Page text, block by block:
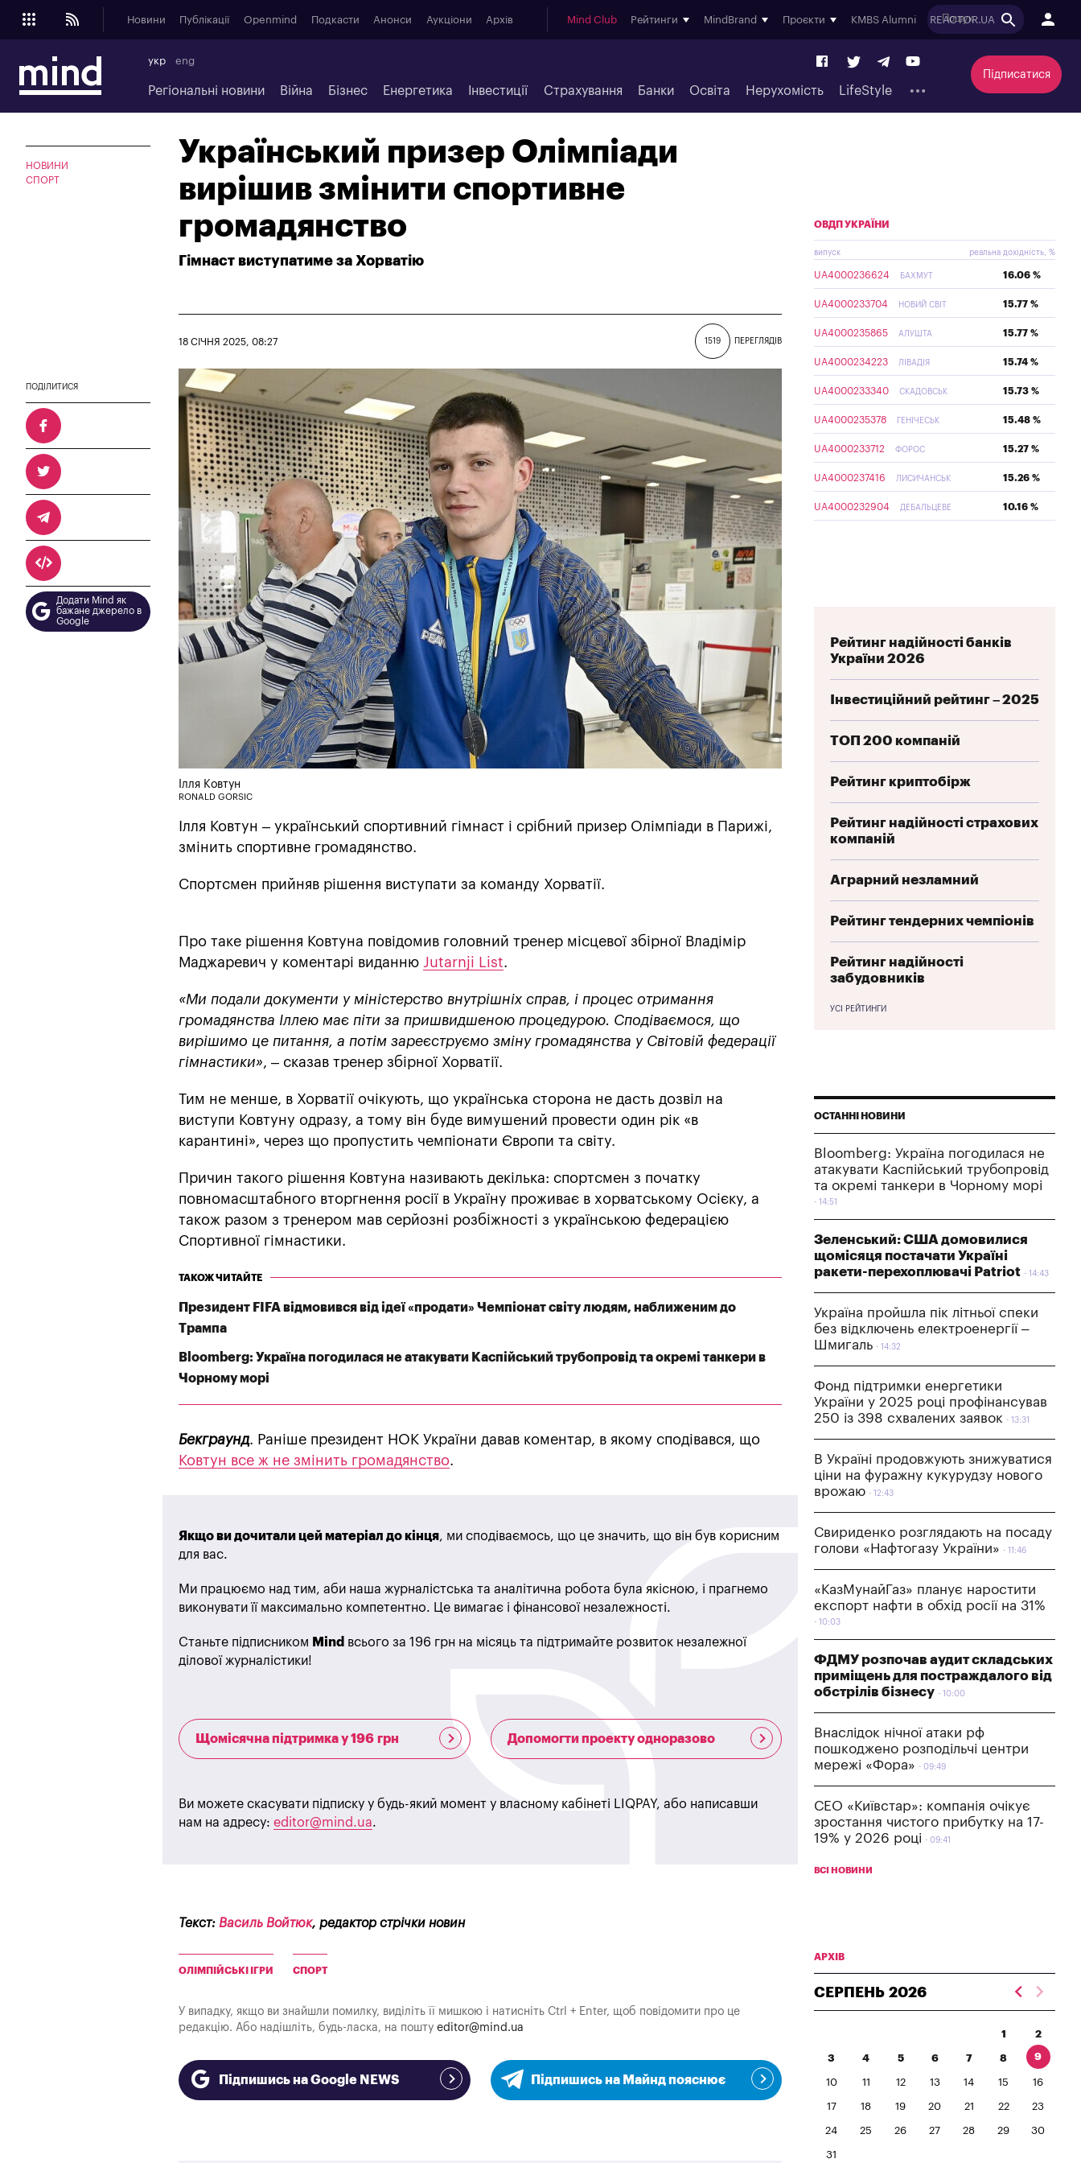
Новини Публікації Openmind Подкасти Анонси Аукціони Архів Mind Club Рейтинги MindBrand Проєкти KMBS Alumni REACTOR.UA
укр eng
Регіональні новини Війна Бізнес Енергетика Інвестиції Страхування Банки Освіта Нерухомість LifeStyle
Підписатися
НОВИНИ
СПОРТ
Український призер Олімпіади
вирішив змінити спортивне
громадянство
Гімнаст виступатиме за Хорватію
1519 ПЕРЕГЛЯДІВ
18 СІЧНЯ 2025, 08:27
ПОДІЛИТИСЯ
Додати Mind як
бажане джерело в
Google
Ілля Ковтун
RONALD GORSIC
Ілля Ковтун – український спортивний гімнаст і срібний призер Олімпіади в Парижі,
змінить спортивне громадянство.
Спортсмен прийняв рішення виступати за команду Хорватії.
Про таке рішення Ковтуна повідомив головний тренер місцевої збірної Владімір
Маджаревич у коментарі виданню Jutarnji List.
«Ми подали документи у міністерство внутрішніх справ, і процес отримання
громадянства Іллею має піти за пришвидшеною процедурою. Сподіваємося, що
вирішимо це питання, а потім зареєструємо зміну громадянства у Світовій федерації
гімнастики», – сказав тренер збірної Хорватії.
Тим не менше, в Хорватії очікують, що українська сторона не дасть дозвіл на
виступи Ковтуну одразу, а тому він буде вимушений провести один рік «в
карантині», через що пропустить чемпіонати Європи та світу.
Причин такого рішення Ковтуна називають декілька: спортсмен з початку
повномасштабного вторгнення росії в Україну проживає в хорватському Осієку, а
також разом з тренером мав серйозні розбіжності з українською федерацією
Спортивної гімнастики.
ТАКОЖ ЧИТАЙТЕ
Президент FIFA відмовився від ідеї «продати» Чемпіонат світу людям, наближеним до
Трампа
Bloomberg: Україна погодилася не атакувати Каспійський трубопровід та окремі танкери в
Чорному морі
Бекграунд. Раніше президент НОК України давав коментар, в якому сподівався, що
Ковтун все ж не змінить громадянство.
Якщо ви дочитали цей матеріал до кінця, ми сподіваємось, що це значить, що він був корисним
для вас.
Ми працюємо над тим, аби наша журналістська та аналітична робота була якісною, і прагнемо
виконувати її максимально компетентно. Це вимагає і фінансової незалежності.
Станьте підписником Mind всього за 196 грн на місяць та підтримайте розвиток незалежної
ділової журналістики!
Щомісячна підтримка у 196 грн Допомогти проекту одноразово
Ви можете скасувати підписку у будь-який момент у власному кабінеті LIQPAY, або написавши
нам на адресу: editor@mind.ua.
Текст: Василь Войтюк, редактор стрічки новин
ОЛІМПІЙСЬКІ ІГРИ СПОРТ
У випадку, якщо ви знайшли помилку, виділіть її мишкою і натисніть Ctrl + Enter, щоб повідомити про це
редакцію. Або надішліть, будь-ласка, на пошту editor@mind.ua
Підпишись на Google NEWS Підпишись на Майнд пояснює
ОВДП УКРАЇНИ
випуск реальна дохідність, %
UA4000236624 БАХМУТ 16.06 %
UA4000233704 НОВИЙ СВІТ 15.77 %
UA4000235865 АЛУШТА 15.77 %
UA4000234223 ЛІВАДІЯ 15.74 %
UA4000233340 СКАДОВСЬК 15.73 %
UA4000235378 ГЕНІЧЕСЬК 15.48 %
UA4000233712 ФОРОС 15.27 %
UA4000237416 ЛИСИЧАНСЬК 15.26 %
UA4000232904 ДЕБАЛЬЦЕВЕ 10.16 %
Рейтинг надійності банків
України 2026
Інвестиційний рейтинг – 2025
ТОП 200 компаній
Рейтинг криптобірж
Рейтинг надійності страхових
компаній
Аграрний незламний
Рейтинг тендерних чемпіонів
Рейтинг надійності
забудовників
УСІ РЕЙТИНГИ
ОСТАННІ НОВИНИ
Bloomberg: Україна погодилася не
атакувати Каспійський трубопровід
та окремі танкери в Чорному морі
14:51
Зеленський: США домовилися
щомісяця постачати Україні
ракети-перехоплювачі Patriot
14:43
Україна пройшла пік літньої спеки
без відключень електроенергії –
Шмигаль
14:32
Фонд підтримки енергетики
України у 2025 році профінансував
250 із 398 схвалених заявок
13:31
В Україні продовжують знижуватися
ціни на фуражну кукурудзу нового
врожаю
12:43
Свириденко розглядають на посаду
голови «Нафтогазу України»
11:46
«КазМунайГаз» планує наростити
експорт нафти в обхід росії на 31%
10:03
ФДМУ розпочав аудит складських
приміщень для постраждалого від
обстрілів бізнесу
10:00
Внаслідок нічної атаки рф
пошкоджено розподільчі центри
мережі «Фора»
09:49
СЕО «Київстар»: компанія очікує
зростання чистого прибутку на 17-
19% у 2026 році
09:41
ВСІ НОВИНИ
АРХІВ
СЕРПЕНЬ 2026
1 2
3 4 5 6 7 8 9
10 11 12 13 14 15 16
17 18 19 20 21 22 23
24 25 26 27 28 29 30
31